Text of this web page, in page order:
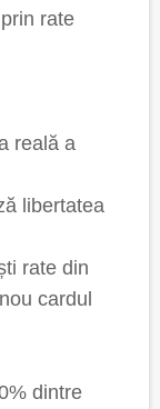
rate
reală a
libertatea
rate din
cardul
dintre